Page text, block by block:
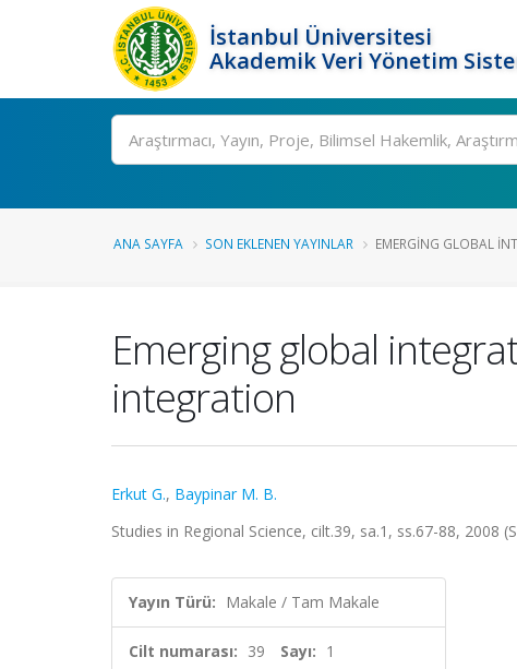
İstanbul Üniversitesi
Akademik Veri Yönetim
Ara
ANA SAYFA SON EKLENEN YAYINLAR EMERGING GLOBAL
Emerging global
integration
Erkut G., Baypinar M. B.
Studies in Regional Science, cilt.39, sa.1, ss.67-88, 2008
Yayın Türü: Makale / Tam Makale
Cilt numarası: 39 Sayı: 1